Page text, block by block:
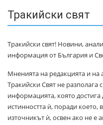
Тракийски свят
Тракийски свят! Новини,
информация от България и
Мненията на редакцията и на
Тракийски Свят не разполага
информацията, която достига
истинността ѝ, поради което,
източникът ѝ, освен ако не е